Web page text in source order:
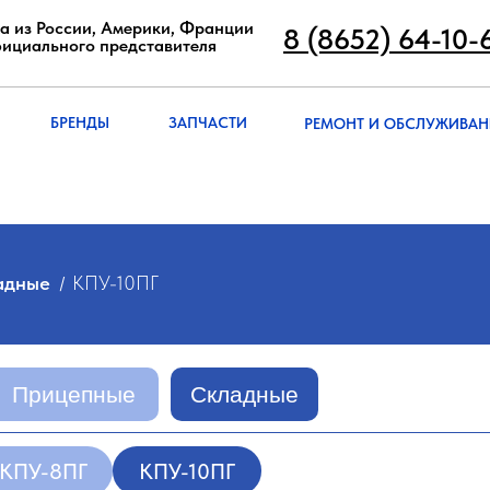
из России, Америки, Франции
представителя
8 (8652) 64-10-
ЗАПЧАСТИ РЕМОНТ И
БРЕНДЫ
8 (8652) 64-10-
БРЭНДЫ ЗАПЧАСТИ
КПУ-10ПГ
/
Прицепные Складные
КПУ-8ПГ КПУ-10ПГ